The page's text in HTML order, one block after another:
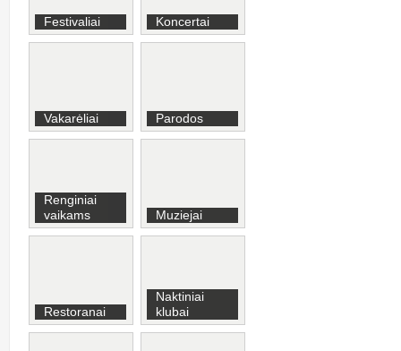
Festivaliai Koncertai
Vakarėliai Parodos
Renginiai
vaikams
Muziejai
Restoranai
Naktiniai
klubai